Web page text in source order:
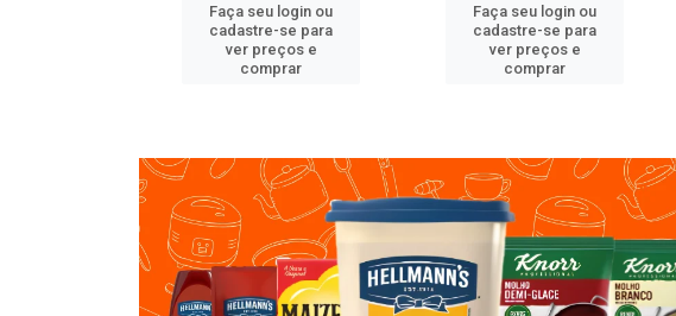
Faça seu login ou
cadastre-se para
ver preços e
comprar
Faça seu login ou
cadastre-se para
ver preços e
comprar